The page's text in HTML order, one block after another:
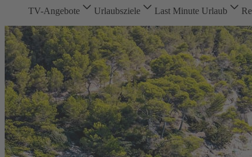
TV-Angebote Urlaubsziele Last Minute Urlaub